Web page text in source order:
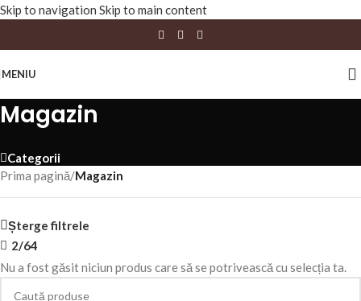
Skip to navigation Skip to main content
MENIU
Magazin
Categorii
Prima pagină/Magazin
Șterge filtrele
2/64
Nu a fost găsit niciun produs care să se potrivească cu selecția ta.